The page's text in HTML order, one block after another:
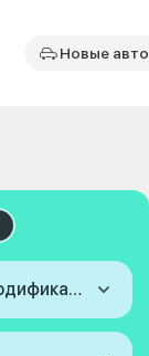
Новые авто
Модификация